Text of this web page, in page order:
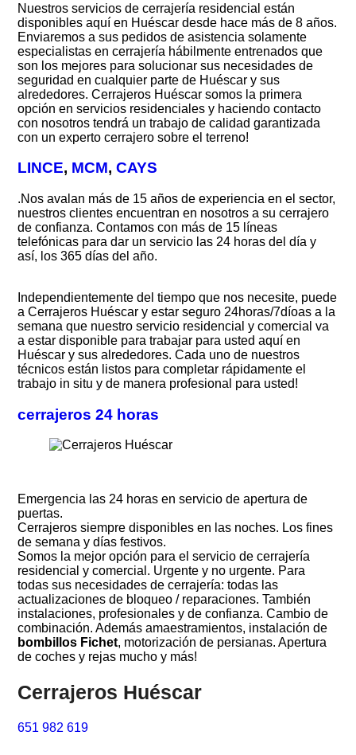
Nuestros servicios de cerrajería residencial están
disponibles aquí en Huéscar desde hace más de 8 años.
Enviaremos a sus pedidos de asistencia solamente
especialistas en cerrajería hábilmente entrenados que
son los mejores para solucionar sus necesidades de
seguridad en cualquier parte de Huéscar y sus
alrededores. Cerrajeros Huéscar somos la primera
opción en servicios residenciales y haciendo contacto
con nosotros tendrá un trabajo de calidad garantizada
con un experto cerrajero sobre el terreno!
LINCE, MCM,CAYS
.Nos avalan más de 15 años de experiencia en el sector,
nuestros clientes encuentran en nosotros a su cerrajero
de confianza. Contamos con más de 15 líneas
telefónicas para dar un servicio las 24 horas del día y
así, los 365 días del año.
Independientemente del tiempo que nos necesite, puede
a Cerrajeros Huéscar y estar seguro 24horas/7díoas a la
semana que nuestro servicio residencial y comercial va
a estar disponible para trabajar para usted aquí en
Huéscar y sus alrededores. Cada uno de nuestros
técnicos están listos para completar rápidamente el
trabajo in situ y de manera profesional para usted!
cerrajeros 24 horas
Emergencia las 24 horas en servicio de apertura de
puertas.
Cerrajeros siempre disponibles en las noches. Los fines
de semana y días festivos.
Somos la mejor opción para el servicio de cerrajería
residencial y comercial. Urgente y no urgente. Para
todas sus necesidades de cerrajería: todas las
actualizaciones de bloqueo / reparaciones. También
instalaciones, profesionales y de confianza. Cambio de
combinación. Además amaestramientos, instalación de
bombillos Fichet, motorización de persianas. Apertura
de coches y rejas mucho y más!
Cerrajeros Huéscar
651 982 619